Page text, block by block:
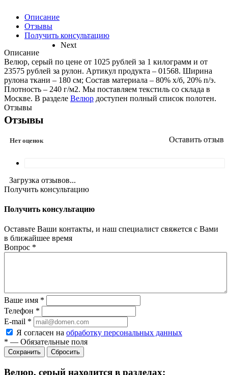
Next
Описание
Отзывы
Получить консультацию
Описание
Велюр, серый по цене от 1025 рублей за 1 килограмм и от
23575 рублей за рулон. Артикул продукта – 01568. Ширина
рулона ткани – 180 см; Состав материала – 80% х/б, 20% п/э.
Плотность – 240 г/м2. Мы поставляем текстиль со склада в
Москве. В разделе Велюр доступен полный список полотен.
Отзывы
Отзывы
Нет оценок Оставить отзыв
Загрузка отзывов...
Получить консультацию
Получить консультацию
Оставьте Ваши контакты, и наш специалист свяжется с Вами
в ближайшее время
Вопрос *
Ваше имя *
Телефон *
E-mail *
Я согласен на обработку персональных данных
* — Обязательные поля
Сбросить
Велюр, серый находится в разделах: